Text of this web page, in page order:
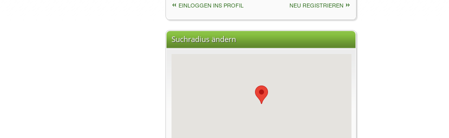
EINLOGGEN INS PROFIL NEU REGISTRIEREN
Suchradius ändern